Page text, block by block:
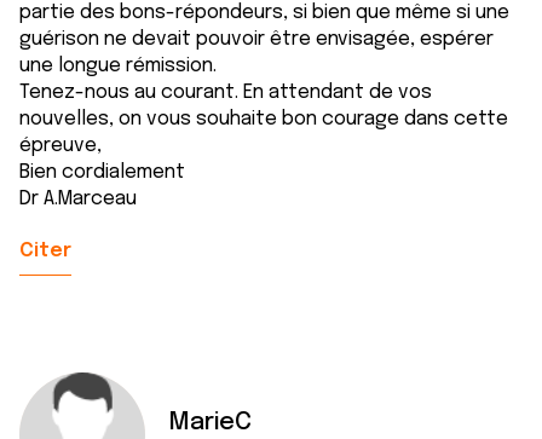
partie des bons-répondeurs, si bien que même si une
guérison ne devait pouvoir être envisagée, espérer
une longue rémission.
Tenez-nous au courant. En attendant de vos
nouvelles, on vous souhaite bon courage dans cette
épreuve,
Bien cordialement
Dr A.Marceau
Citer
MarieC